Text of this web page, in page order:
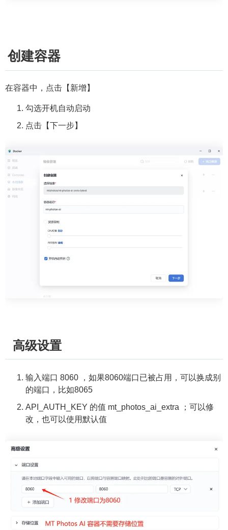
创建容器
在容器中，点击【新增】
勾选开机自动启动
点击【下一步】
高级设置
输入端口 8060 ，如果8060端口已被占用，可以换成别
的端口，比如8065
API_AUTH_KEY 的值 mt_photos_ai_extra ；可以修
改，也可以使用默认值